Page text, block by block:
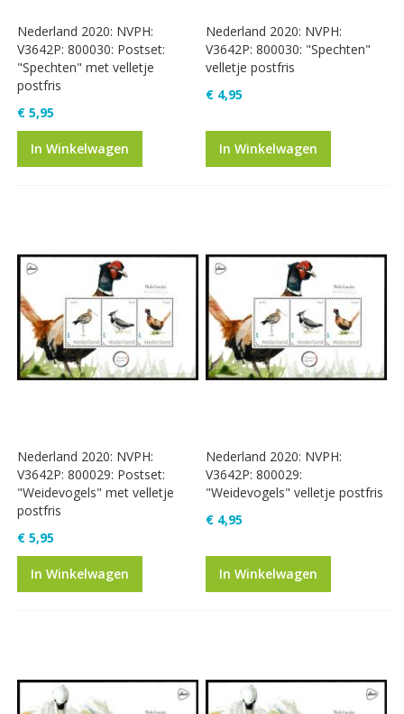
Nederland 2020: NVPH:
V3642P: 800030: Postset:
"Spechten" met velletje
postfris
€ 5,95
In Winkelwagen
Nederland 2020: NVPH:
V3642P: 800030: "Spechten"
velletje postfris
€ 4,95
In Winkelwagen
Nederland 2020: NVPH:
V3642P: 800029: Postset:
"Weidevogels" met velletje
postfris
€ 5,95
In Winkelwagen
Nederland 2020: NVPH:
V3642P: 800029:
"Weidevogels" velletje postfris
€ 4,95
In Winkelwagen